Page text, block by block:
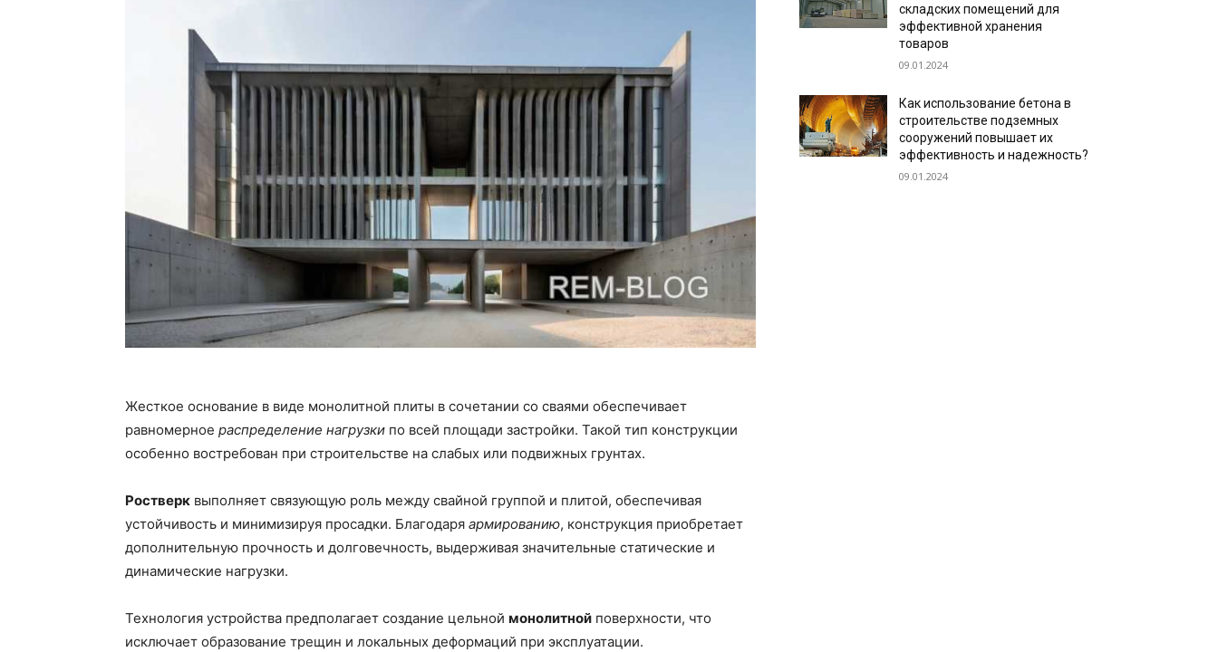
Жесткое основание в виде монолитной плиты в сочетании со сваями обеспечивает
равномерное распределение нагрузки по всей площади застройки. Такой тип конструкции
особенно востребован при строительстве на слабых или подвижных грунтах.
Ростверк выполняет связующую роль между свайной группой и плитой, обеспечивая
устойчивость и минимизируя просадки. Благодаря армированию, конструкция приобретает
дополнительную прочность и долговечность, выдерживая значительные статические и
динамические нагрузки.
Технология устройства предполагает создание цельной монолитной поверхности, что
исключает образование трещин и локальных деформаций при эксплуатации.
складских помещений для
эффективной хранения
товаров
09.01.2024
Как использование бетона в
строительстве подземных
сооружений повышает их
эффективность и надежность?
09.01.2024